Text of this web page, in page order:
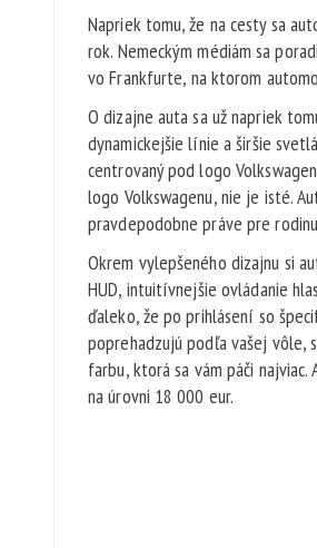
Napriek tomu, že na cesty sa
rok. Nemeckým médiám sa
vo Frankfurte, na ktorom
O dizajne auta sa už napriek
dynamickejšie línie a širšie
centrovaný pod logo
logo Volkswagenu, nie je isté.
pravdepodobne práve pre
Okrem vylepšeného dizajnu si
HUD, intuitívnejšie ovládanie
ďaleko, že po prihlásení so
poprehadzujú podľa vašej vôle,
farbu, ktorá sa vám páči
na úrovni 18 000 eur.